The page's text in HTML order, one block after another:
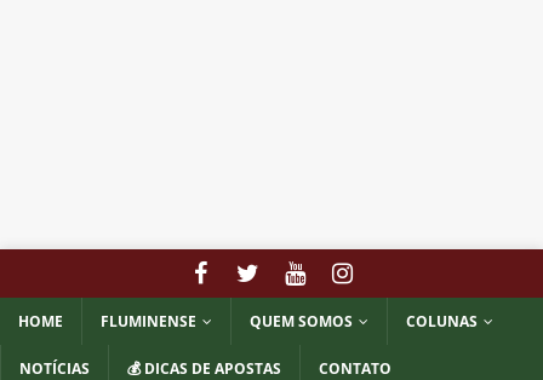
HOME FLUMINENSE QUEM SOMOS COLUNAS
NOTÍCIAS 💰 DICAS DE APOSTAS CONTATO